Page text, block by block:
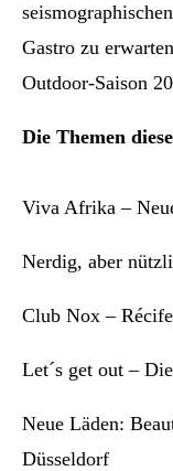
Gastro zu
Outdoor-Saison
Die Themen
Viva Afrika –
Nerdig, aber
Club Nox –
Let´s get out –
Neue Läden:
Düsseldorf